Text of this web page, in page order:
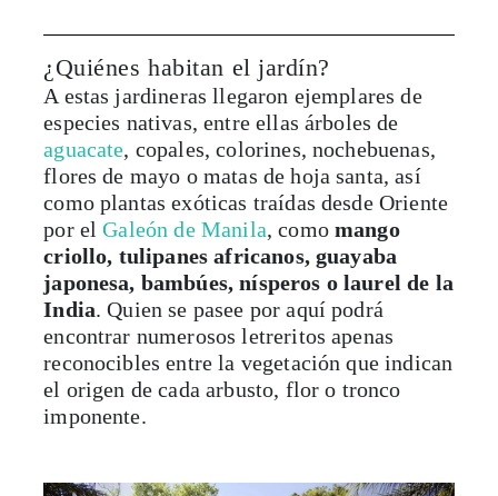
¿Quiénes habitan el jardín?
A estas jardineras llegaron ejemplares de
especies nativas, entre ellas árboles de
aguacate, copales, colorines, nochebuenas,
flores de mayo o matas de hoja santa, así
como plantas exóticas traídas desde Oriente
por elGaleón de Manila, como mango
criollo, tulipanes africanos, guayaba
japonesa, bambúes, nísperos o laurel de la
India. Quien se pasee por aquí podrá
encontrar numerosos letreritos apenas
reconocibles entre la vegetación que indican
el origen de cada arbusto, flor o tronco
imponente.